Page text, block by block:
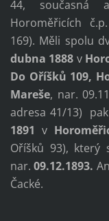
44, současná
Horoměřicích
169). Měli spolu
dubna 1888 v
Do Oříšků 109,
Mareše, nar.
adresa 41/13) pak
1891 v
Oříšků 93), který
nar. 09.12.1893.
Čacké.